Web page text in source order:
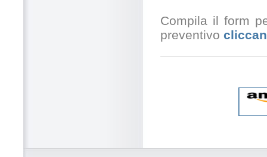
Compila il form
preventivo